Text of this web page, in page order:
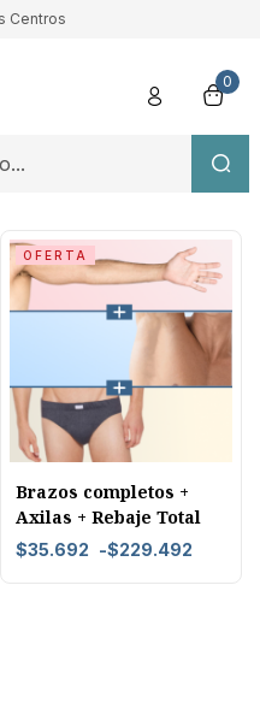
Centros
0
OFERTA
Brazos completos +
Axilas + Rebaje Total
$35.692 -$229.492
Contraseña perdida
cuenta?